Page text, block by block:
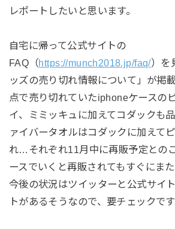
レポートしたいと思います。
自宅に帰って公式サイトの
FAQ（https://munch2018.jp/faq/）を
ッズの売り切れ情報について」が掲
点で売り切れていたiphoneケースの
イ、ミミッキュに加えてコダックも
ァイバータオルはコダックに加えて
れ…それぞれ11月中に再販予定との
ースでいくと再販されてもすぐにま
今後の状況はツイッターと公式サイ
トがあるそうなので、要チェックです